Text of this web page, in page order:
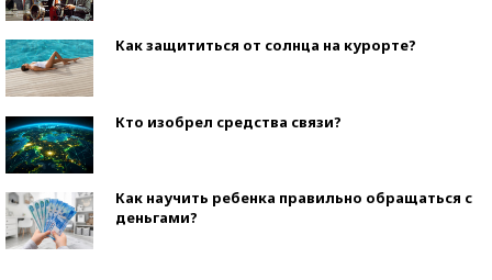
Как защититься от солнца на курорте?
Кто изобрел средства связи?
Как научить ребенка правильно обращаться с
деньгами?